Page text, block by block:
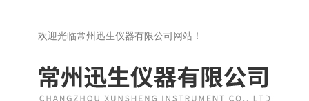
欢迎光临常州迅生仪器有限公司网站！